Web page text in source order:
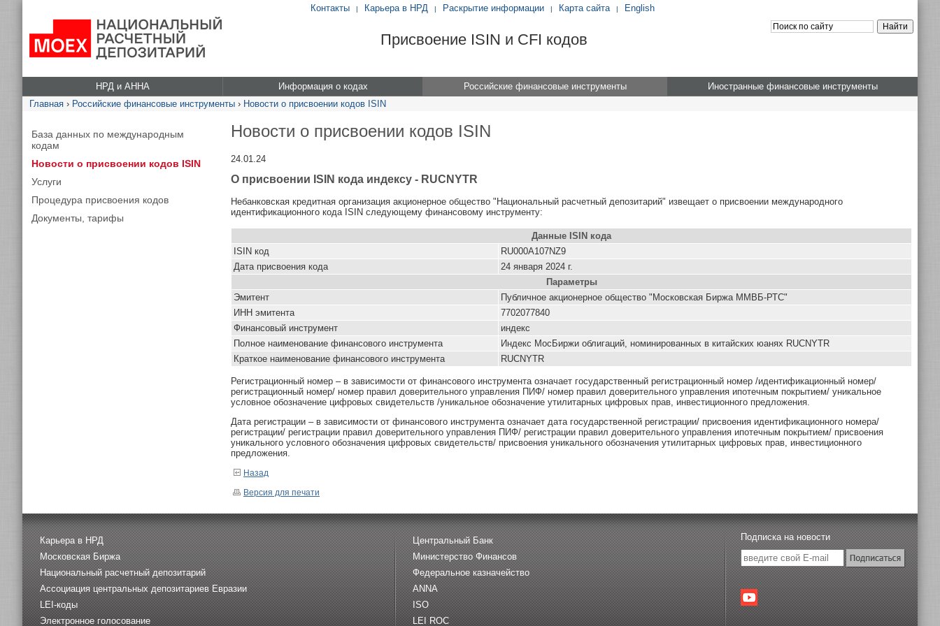
Контакты | Карьера в НРД | Раскрытие информации | Карта сайта | English
Присвоение ISIN и CFI кодов
НРД и АННА Информация о кодах Российские финансовые инструменты
Иностранные финансовые инструменты
Главная › Российские финансовые инструменты › Новости о присвоении кодов ISIN
База данных по международным
кодам
Новости о присвоении кодов ISIN
Услуги
Процедура присвоения кодов
Документы, тарифы
Новости о присвоении кодов ISIN
24.01.24
О присвоении ISIN кода индексу - RUCNYTR
Небанковская кредитная организация акционерное общество "Национальный расчетный депозитарий" извещает о присвоении международного
идентификационного кода ISIN следующему финансовому инструменту:
Данные ISIN кода
ISIN код
RU000A107NZ9
Дата присвоения кода
24 января 2024 г.
Параметры
Эмитент
Публичное акционерное общество "Московская Биржа ММВБ-РТС"
ИНН эмитента
7702077840
Финансовый инструмент
индекс
Полное наименование финансового инструмента
Индекс МосБиржи облигаций, номинированных в китайских юанях RUCNYTR
Краткое наименование финансового инструмента
RUCNYTR
Регистрационный номер – в зависимости от финансового инструмента означает государственный регистрационный номер /идентификационный номер/
регистрационный номер/ номер правил доверительного управления ПИФ/ номер правил доверительного управления ипотечным покрытием/ уникальное
условное обозначение цифровых свидетельств /уникальное обозначение утилитарных цифровых прав, инвестиционного предложения.
Дата регистрации – в зависимости от финансового инструмента означает дата государственной регистрации/ присвоения идентификационного номера/
регистрации/ регистрации правил доверительного управления ПИФ/ регистрации правил доверительного управления ипотечным покрытием/ присвоения
уникального условного обозначения цифровых свидетельств/ присвоения уникального обозначения утилитарных цифровых прав, инвестиционного
предложения.
Назад
Версия для печати
Карьера в НРД
Московская Биржа
Национальный расчетный депозитарий
Ассоциация центральных депозитариев Евразии
LEI-коды
Электронное голосование
Центральный Банк
Министерство Финансов
Федеральное казначейство
ANNA
ISO
LEI ROC
Подписка на новости